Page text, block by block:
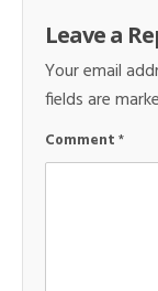
Leave a
Your email
fields are
Comment*